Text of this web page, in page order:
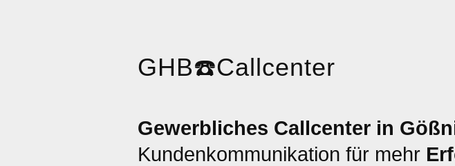
GHB☎️Callcenter
Gewerbliches Callcenter in
Kundenkommunikation für mehr